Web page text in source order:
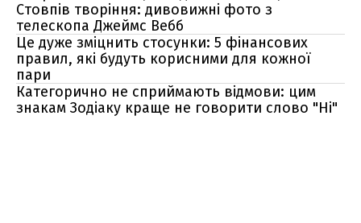
Стовпів творіння: дивовижні фото з
телескопа Джеймс Вебб
Це дуже зміцнить стосунки: 5 фінансових
правил, які будуть корисними для кожної
пари
Категорично не сприймають відмови: цим
знакам Зодіаку краще не говорити слово "Ні"